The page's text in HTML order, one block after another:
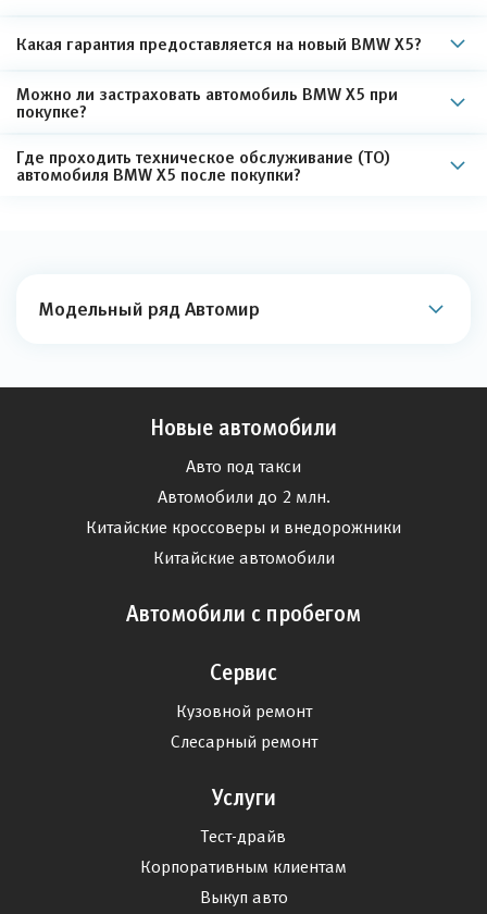
Какая гарантия предоставляется на новый BMW X5?
Можно ли застраховать автомобиль BMW X5 при
покупке?
Где проходить техническое обслуживание (ТО)
автомобиля BMW X5 после покупки?
Модельный ряд Автомир
Новые автомобили
Авто под такси
Автомобили до 2 млн.
Китайские кроссоверы и внедорожники
Китайские автомобили
Автомобили с пробегом
Сервис
Кузовной ремонт
Слесарный ремонт
Услуги
Тест-драйв
Корпоративным клиентам
Выкуп авто